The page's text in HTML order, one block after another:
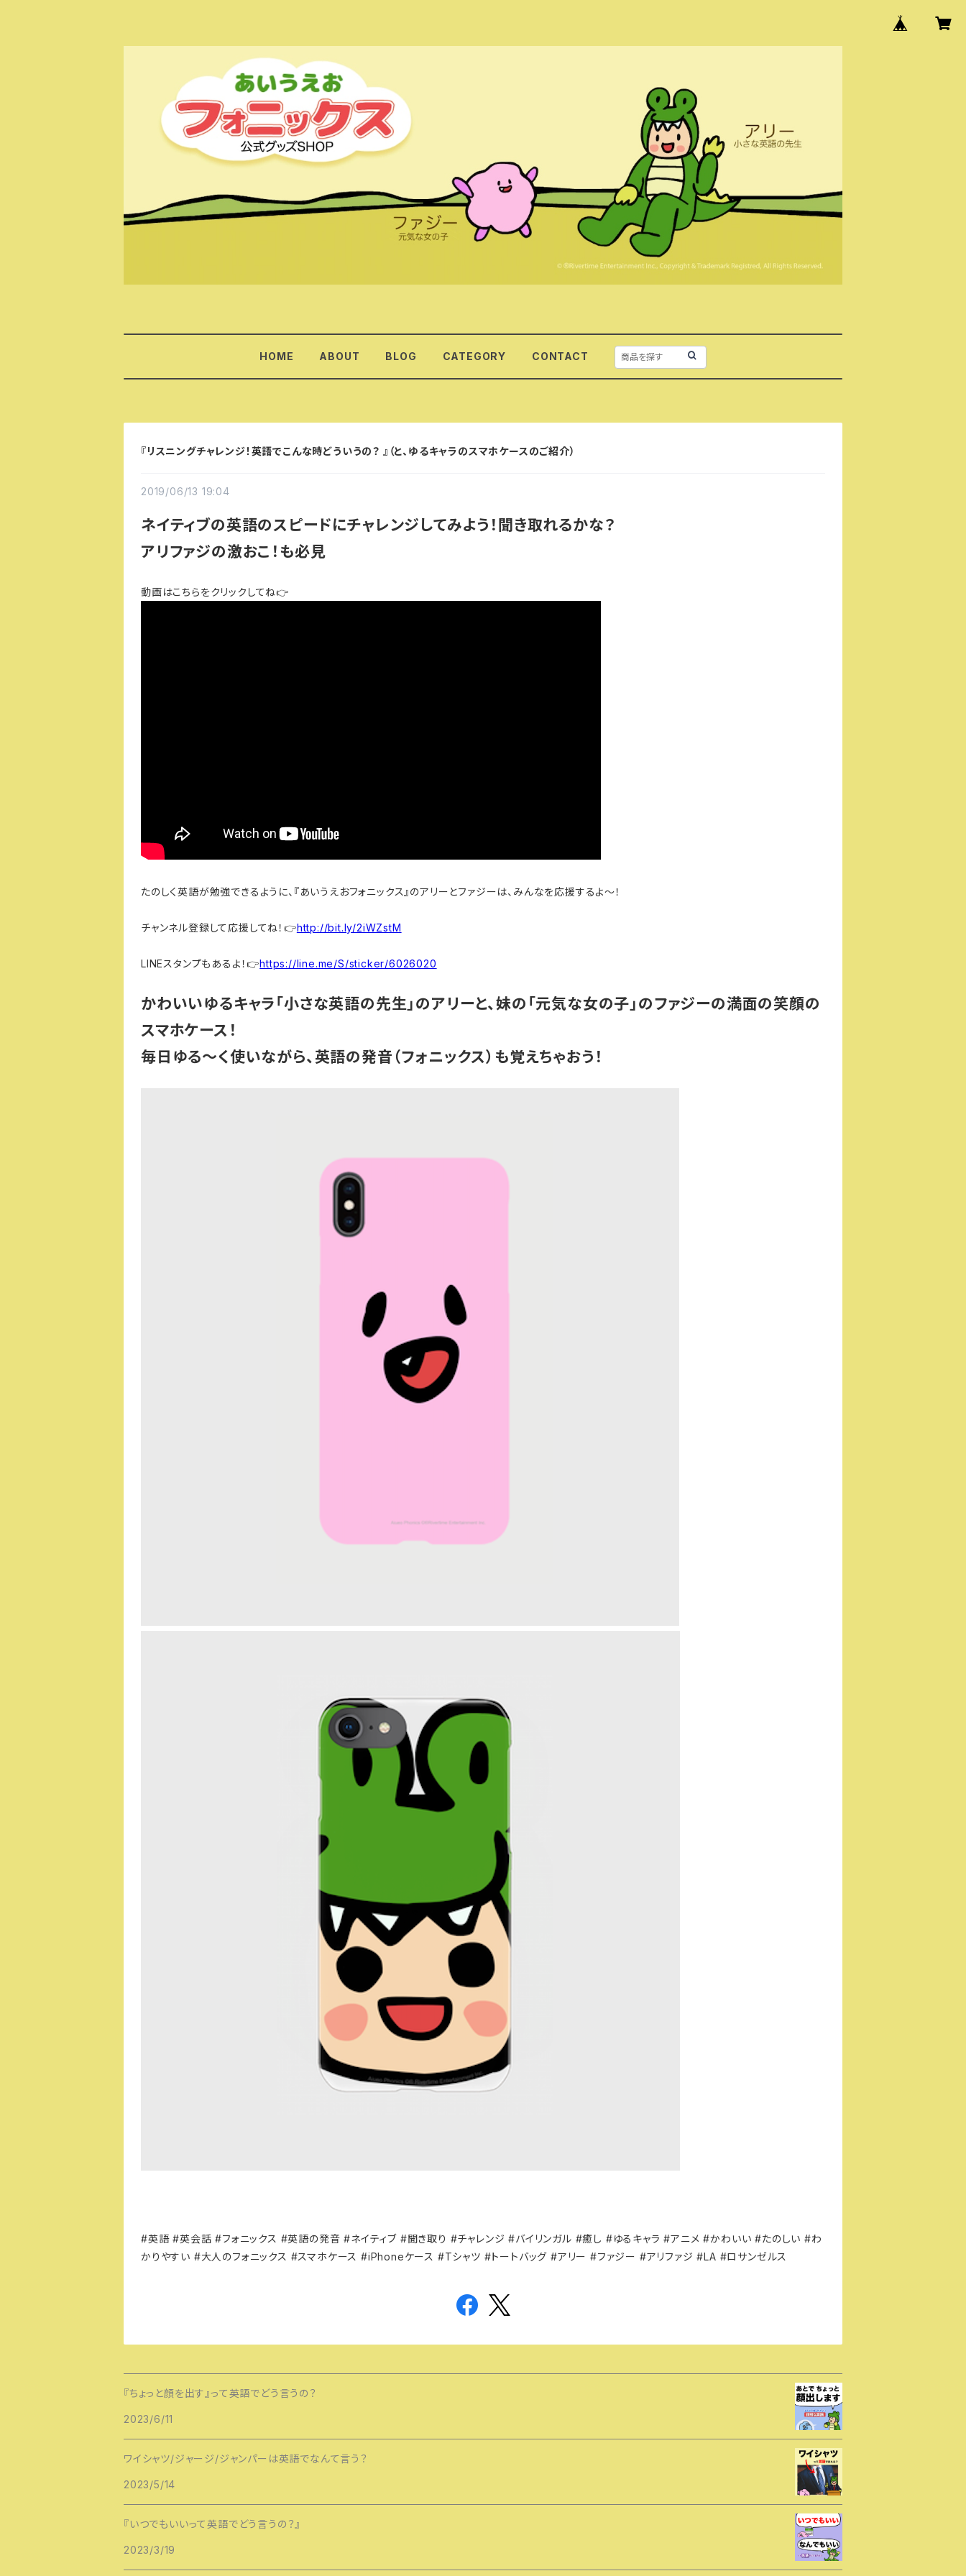
HOME ABOUT BLOG CATEGORY CONTACT
『リスニングチャレンジ！英語でこんな時どういうの？ 』（と、ゆるキャラのスマホケースのご紹介）
2019/06/13 19:04
ネイティブの英語のスピードにチャレンジしてみよう！聞き取れるかな？
アリファジの激おこ！も必見
動画はこちらをクリックしてね👉
たのしく英語が勉強できるように、『あいうえおフォニックス』のアリーとファジーは、みんなを応援するよ～！
チャンネル登録して応援してね！👉http://bit.ly/2iWZstM
LINEスタンプもあるよ！👉https://line.me/S/sticker/6026020
かわいいゆるキャラ「小さな英語の先生」のアリーと、妹の「元気な女の子」のファジーの満面の笑顔の
スマホケース！
毎日ゆる～く使いながら、英語の発音（フォニックス）も覚えちゃおう！
#英語 #英会話 #フォニックス #英語の発音 #ネイティブ #聞き取り #チャレンジ #バイリンガル #癒し #ゆるキャラ #アニメ #かわいい #たのしい #わ
かりやすい #大人のフォニックス #スマホケース #iPhoneケース #Tシャツ #トートバッグ #アリー #ファジー #アリファジ #LA #ロサンゼルス
『ちょっと顔を出す』って英語でどう言うの？
2023/6/11
ワイシャツ/ジャージ/ジャンパーは英語でなんて言う？
2023/5/14
『いつでもいいって英語でどう言うの？』
2023/3/19